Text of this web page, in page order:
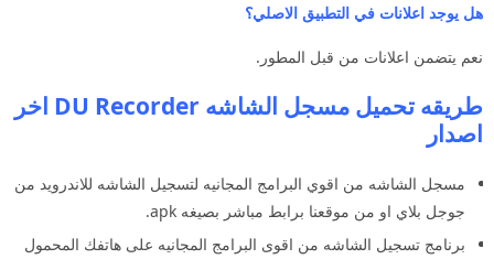
هل يوجد اعلانات في التطبيق الاصلي؟
نعم يتضمن اعلانات من قبل المطور.
طريقه تحميل مسجل الشاشه DU Recorder اخر
اصدار
مسجل الشاشه من اقوي البرامج المجانيه لتسجيل الشاشه للاندرويد من
جوجل بلاي او من موقعنا برابط مباشر بصيغه apk.
برنامج تسجيل الشاشه من اقوى البرامج المجانيه على هاتفك المحمول